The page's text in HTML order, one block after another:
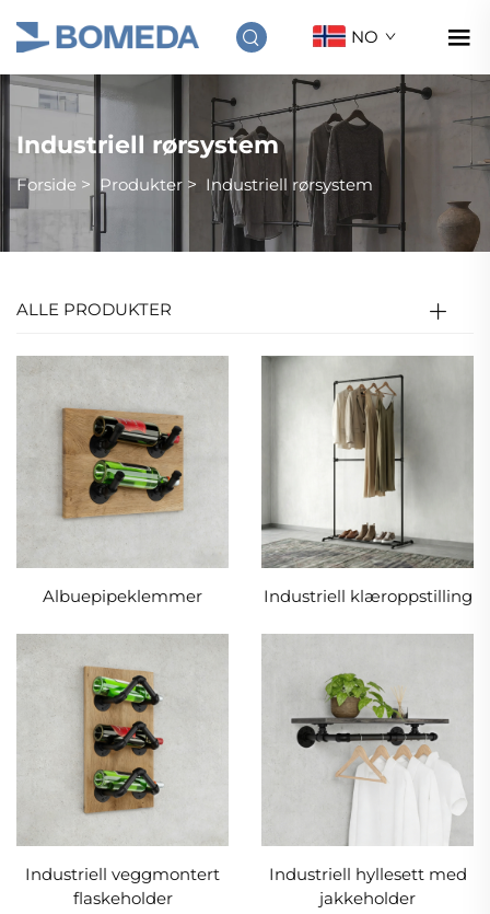
NO
Industriell rørsystem
Forside > Produkter > Industriell rørsystem
ALLE PRODUKTER
Albuepipeklemmer Industriell klæroppstilling
Industriell veggmontert
flaskeholder
Industriell hyllesett med
jakkeholder